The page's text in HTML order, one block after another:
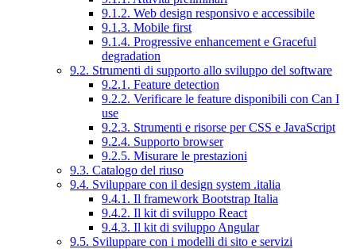
9.1.2. Web design responsivo e accessibile
9.1.3. Mobile first
9.1.4. Progressive enhancement e Graceful
degradation
9.2. Strumenti di supporto allo sviluppo del software
9.2.1. Feature detection
9.2.2. Verificare le feature disponibili con Can I
use
9.2.3. Strumenti e risorse per CSS e JavaScript
9.2.4. Supporto browser
9.2.5. Misurare le prestazioni
9.3. Catalogo del riuso
9.4. Sviluppare con il design system .italia
9.4.1. Il framework Bootstrap Italia
9.4.2. Il kit di sviluppo React
9.4.3. Il kit di sviluppo Angular
9.5. Sviluppare con i modelli di sito e servizi